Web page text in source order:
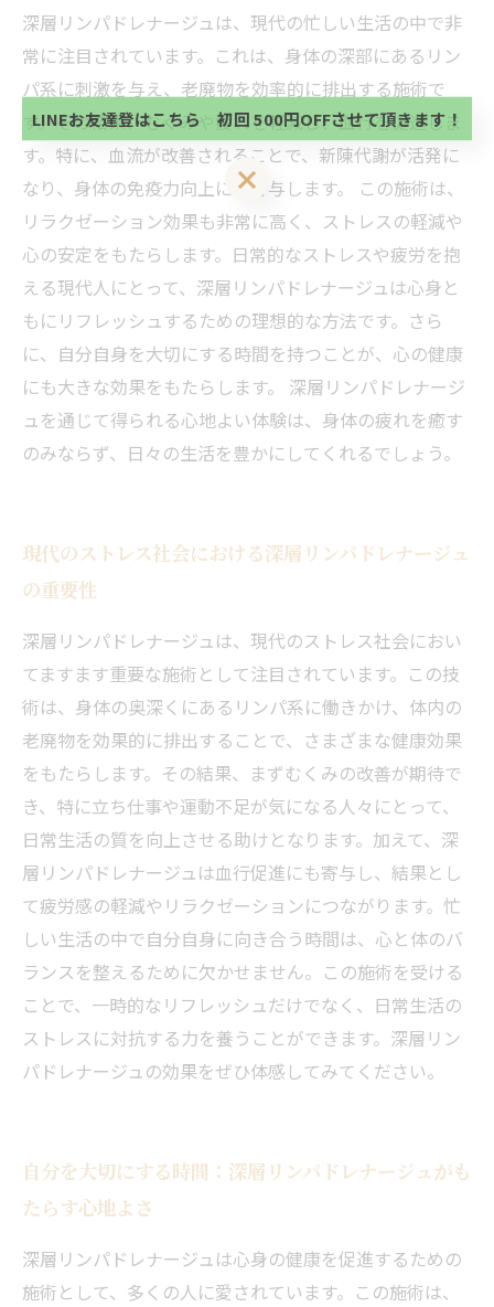
深層リンパドレナージュは、現代の忙しい生活の中で非
常に注目されています。これは、身体の深部にあるリン
パ系に刺激を与え、老廃物を効率的に排出する施術で
す。その結果、むくみや疲れを軽減し、血行を促進しま
す。特に、血流が改善されることで、新陳代謝が活発に
なり、身体の免疫力向上にも寄与します。 この施術は、
リラクゼーション効果も非常に高く、ストレスの軽減や
心の安定をもたらします。日常的なストレスや疲労を抱
える現代人にとって、深層リンパドレナージュは心身と
もにリフレッシュするための理想的な方法です。さら
に、自分自身を大切にする時間を持つことが、心の健康
にも大きな効果をもたらします。 深層リンパドレナージ
ュを通じて得られる心地よい体験は、身体の疲れを癒す
のみならず、日々の生活を豊かにしてくれるでしょう。
現代のストレス社会における深層リンパドレナージュ
の重要性
深層リンパドレナージュは、現代のストレス社会におい
てますます重要な施術として注目されています。この技
術は、身体の奥深くにあるリンパ系に働きかけ、体内の
老廃物を効果的に排出することで、さまざまな健康効果
をもたらします。その結果、まずむくみの改善が期待で
き、特に立ち仕事や運動不足が気になる人々にとって、
日常生活の質を向上させる助けとなります。加えて、深
層リンパドレナージュは血行促進にも寄与し、結果とし
て疲労感の軽減やリラクゼーションにつながります。忙
しい生活の中で自分自身に向き合う時間は、心と体のバ
ランスを整えるために欠かせません。この施術を受ける
ことで、一時的なリフレッシュだけでなく、日常生活の
ストレスに対抗する力を養うことができます。深層リン
パドレナージュの効果をぜひ体感してみてください。
自分を大切にする時間：深層リンパドレナージュがも
たらす心地よさ
深層リンパドレナージュは心身の健康を促進するための
施術として、多くの人に愛されています。この施術は、
当サロンの公式LINE@にお友達登録頂いたお客様は
初回 500円OFFさせて頂きます。 既に 追加済の
方、不必要な方 お手数ですが、✖印でお閉じ下さ
い。
LINEお友達登はこちら 初回 500円OFFさせて頂きます！
当サロンの公式LINE@にお友達登録頂いたお客様は
初回 500円OFFさせて頂きます。 既に 追加済の
方、不必要な方 お手数ですが、✖印でお閉じ下さ
い。
LINEお友達登はこちら 初回 500円OFFさせて頂きます！